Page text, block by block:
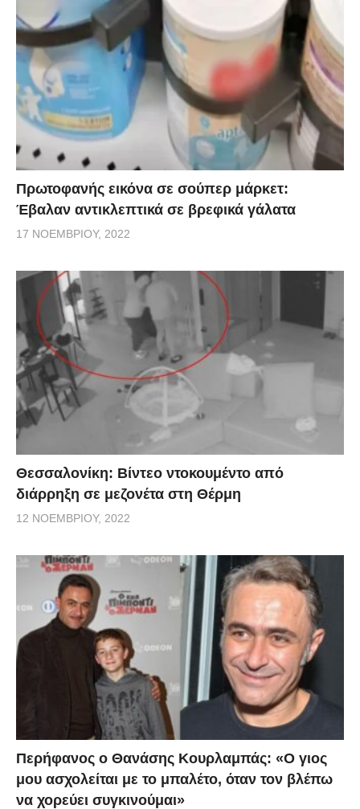
Πρωτοφανής εικόνα σε σούπερ μάρκετ:
Έβαλαν αντικλεπτικά σε βρεφικά γάλατα
17 ΝΟΕΜΒΡΊΟΥ, 2022
Θεσσαλονίκη: Βίντεο ντοκουμέντο από
διάρρηξη σε μεζονέτα στη Θέρμη
12 ΝΟΕΜΒΡΊΟΥ, 2022
Περήφανος ο Θανάσης Κουρλαμπάς: «Ο γιος
μου ασχολείται με το μπαλέτο, όταν τον βλέπω
να χορεύει συγκινούμαι»